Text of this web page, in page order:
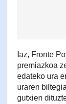
Iaz, Fronte
premiazkoa
edateko ura
uraren
gutxien